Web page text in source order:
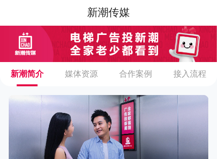
新潮传媒
新潮简介 媒体资源 合作案例 接入流程